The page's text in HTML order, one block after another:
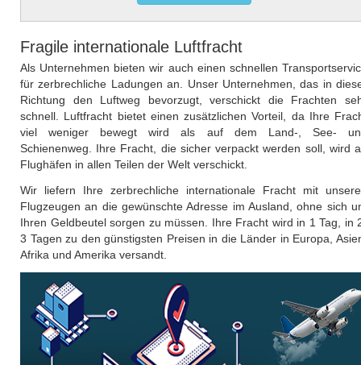
Fragile internationale Luftfracht
Als Unternehmen bieten wir auch einen schnellen
für zerbrechliche Ladungen an. Unser Unternehmen, das in
Richtung den Luftweg bevorzugt, verschickt die Frachten
schnell. Luftfracht bietet einen zusätzlichen Vorteil, da Ihre
viel weniger bewegt wird als auf dem Land-, See-
Schienenweg. Ihre Fracht, die sicher verpackt werden soll, wird
Flughäfen in allen Teilen der Welt verschickt.
Wir liefern Ihre zerbrechliche internationale Fracht mit
Flugzeugen an die gewünschte Adresse im Ausland, ohne sich
Ihren Geldbeutel sorgen zu müssen. Ihre Fracht wird in 1 Tag, in
3 Tagen zu den günstigsten Preisen in die Länder in Europa,
Afrika und Amerika versandt.